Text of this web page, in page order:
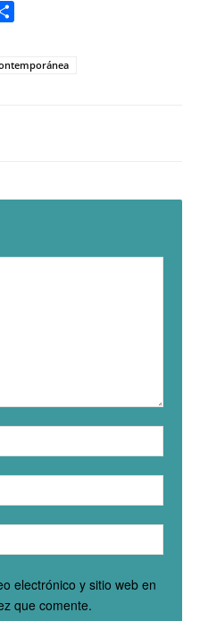
electrónico y sitio web en
que comente.